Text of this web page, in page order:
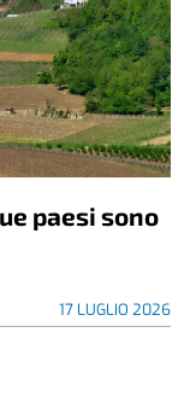
paesi sono
17 LUGLIO 2026